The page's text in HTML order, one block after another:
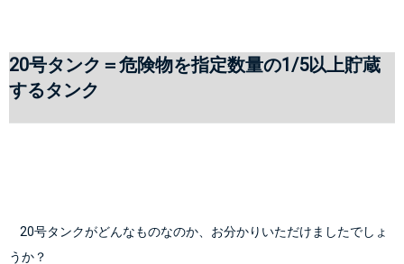
20号タンク＝危険物を指定数量の1/5以上貯蔵
するタンク
うか？